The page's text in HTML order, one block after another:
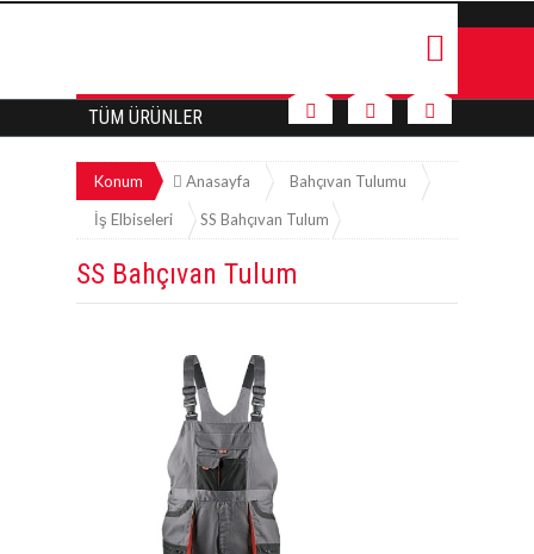
TÜM ÜRÜNLER
Konum Anasayfa
Bahçıvan Tulumu
İş Elbiseleri
SS Bahçıvan Tulum
SS Bahçıvan Tulum